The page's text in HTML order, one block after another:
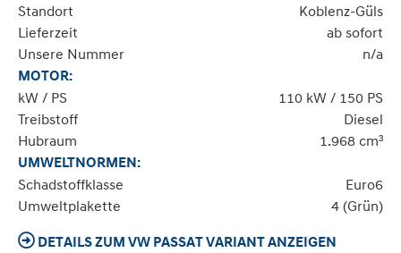
Standort
Koblenz-Güls
Lieferzeit
ab sofort
Unsere Nummer
n/a
MOTOR:
kW / PS
110 kW / 150 PS
Treibstoff
Diesel
Hubraum
1.968 cm³
UMWELTNORMEN:
Schadstoffklasse
Euro6
Umweltplakette
4 (Grün)
DETAILS ZUM VW PASSAT VARIANT ANZEIGEN